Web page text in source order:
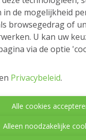
in de mogelijkheid
browsegedrag of
U kan uw
via de optie
Privacybeleid.
Alle cookies
Alleen noodzakelijke
260, 8930 Rekkem